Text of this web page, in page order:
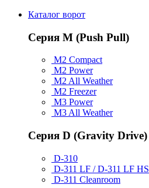
Каталог ворот
Серия M (Push Pull)
M2 Compact
M2 Power
M2 All Weather
M2 Freezer
M3 Power
M3 All Weather
Серия D (Gravity Drive)
D-310
D-311 LF / D-311 LF HS
D-311 Cleanroom